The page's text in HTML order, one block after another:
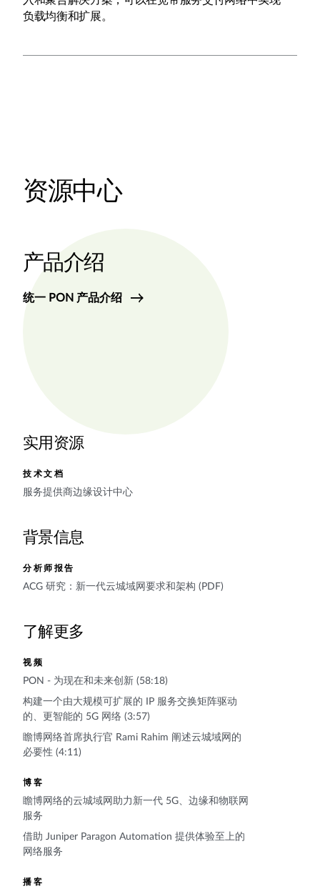
负载均衡和扩展。
资源中心
实用资源
技术文档
服务提供商边缘设计中心
背景信息
分析师报告
ACG 研究：新一代云城域网要求和架构 (PDF)
了解更多
视频
PON - 为现在和未来创新 (58:18)
构建一个由大规模可扩展的 IP 服务交换矩阵驱动
的、更智能的 5G 网络 (3:57)
瞻博网络首席执行官 Rami Rahim 阐述云城域网的
必要性 (4:11)
博客
瞻博网络的云城域网助力新一代 5G、边缘和物联网
服务
借助 Juniper Paragon Automation 提供体验至上的
网络服务
播客
产品介绍
统一 PON 产品介绍